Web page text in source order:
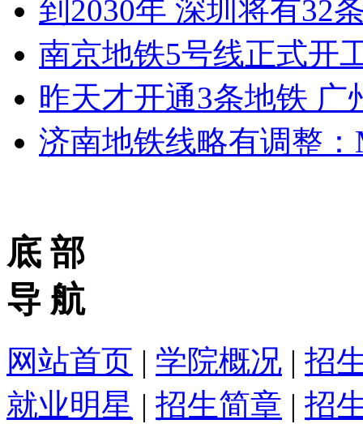
到2030年 深圳将有32
南京地铁5号线正式开
昨天才开通3条地铁 广
济南地铁线略有调整
底 部
导 航
网站首页 | 学院概况 | 招
就业明星 | 招生简章 | 招